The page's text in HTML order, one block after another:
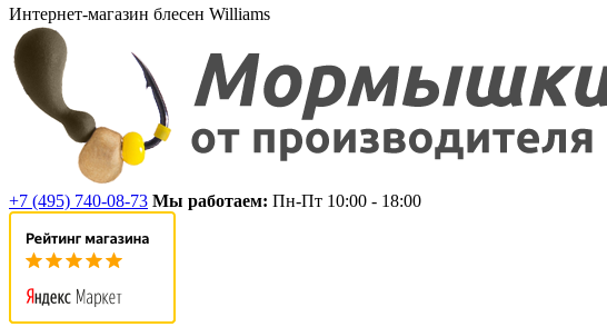
Интернет-магазин блесен Williams
+7 (495) 740-08-73 Мы работаем: Пн-Пт 10:00 - 18:00